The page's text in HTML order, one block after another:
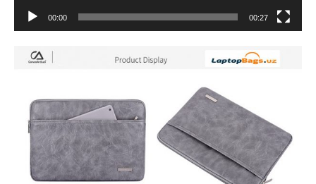
00:00 00:27